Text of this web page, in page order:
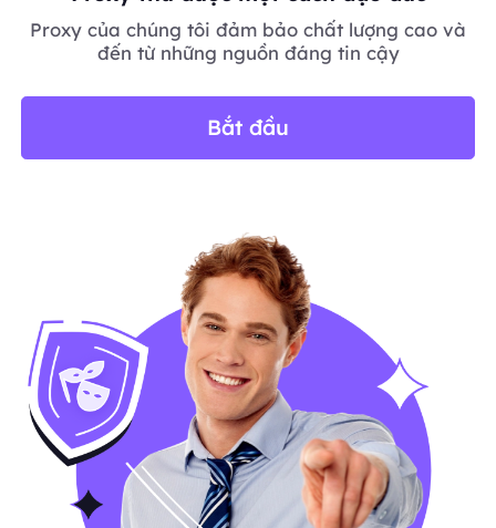
Proxy của chúng tôi đảm bảo chất lượng cao và
đến từ những nguồn đáng tin cậy
Bắt đầu